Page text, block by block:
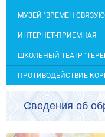
МУЗЕЙ "ВРЕМЕН
ИНТЕРНЕТ-ПРИЕМНАЯ
ШКОЛЬНЫЙ ТЕАТР
ПРОТИВОДЕЙСТВИЕ
Сведения об